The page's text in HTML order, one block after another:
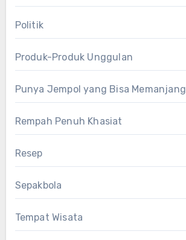
Politik
Produk-Produk Unggulan
Punya Jempol yang Bisa Memanjang
Rempah Penuh Khasiat
Resep
Sepakbola
Tempat Wisata